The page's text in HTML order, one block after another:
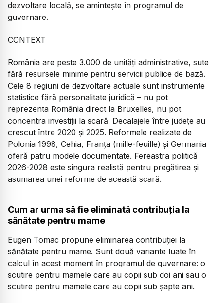
dezvoltare locală, se amintește în programul de
guvernare.
CONTEXT
România are peste 3.000 de unități administrative, sute
fără resursele minime pentru servicii publice de bază.
Cele 8 regiuni de dezvoltare actuale sunt instrumente
statistice fără personalitate juridică – nu pot
reprezenta România direct la Bruxelles, nu pot
concentra investiții la scară. Decalajele între județe au
crescut între 2020 și 2025. Reformele realizate de
Polonia 1998, Cehia, Franța (mille-feuille) și Germania
oferă patru modele documentate. Fereastra politică
2026-2028 este singura realistă pentru pregătirea și
asumarea unei reforme de această scară.
Cum ar urma să fie eliminată contribuția la
sănătate pentru mame
Eugen Tomac propune eliminarea contribuției la
sănătate pentru mame. Sunt două variante luate în
calcul în acest moment în programul de guvernare: o
scutire pentru mamele care au copii sub doi ani sau o
scutire pentru mamele care au copii sub șapte ani.